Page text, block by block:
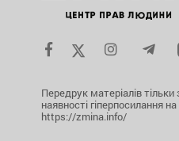
Передрук матеріалів тільки
наявності гіперпосилання на
https://zmina.info/